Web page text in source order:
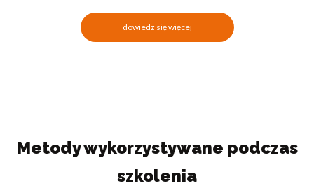
dowiedz się więcej
Metody wykorzystywane podczas
szkolenia